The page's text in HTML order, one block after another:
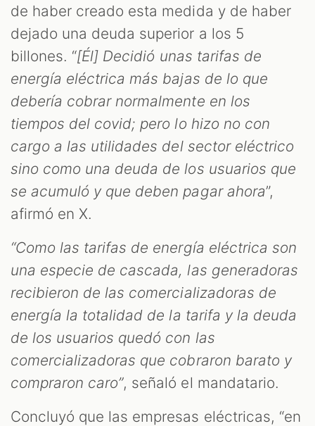
de haber creado esta medida y de haber
dejado una deuda superior a los 5
billones. “[Él] Decidió unas tarifas de
energía eléctrica más bajas de lo que
debería cobrar normalmente en los
tiempos del covid; pero lo hizo no con
cargo a las utilidades del sector eléctrico
sino como una deuda de los usuarios que
se acumuló y que deben pagar ahora”,
afirmó en X.
“Como las tarifas de energía eléctrica son
una especie de cascada, las generadoras
recibieron de las comercializadoras de
energía la totalidad de la tarifa y la deuda
de los usuarios quedó con las
comercializadoras que cobraron barato y
compraron caro”, señaló el mandatario.
Concluyó que las empresas eléctricas, “en